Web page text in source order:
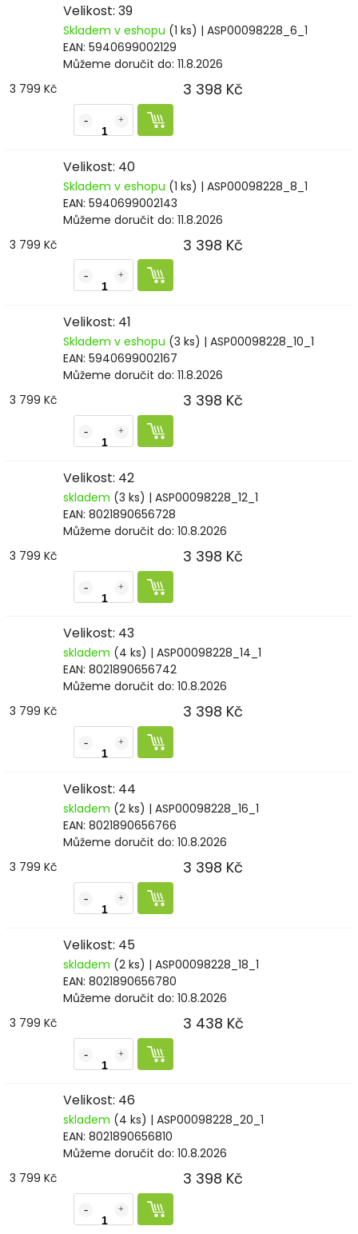
Velikost: 39
Skladem v eshopu (1 ks) | ASP00098228_6_1
EAN: 5940699002129
Můžeme doručit do: 11.8.2026
3 799 Kč
3 398 Kč
Velikost: 40
Skladem v eshopu (1 ks) | ASP00098228_8_1
EAN: 5940699002143
Můžeme doručit do: 11.8.2026
3 799 Kč
3 398 Kč
Velikost: 41
Skladem v eshopu (3 ks) | ASP00098228_10_1
EAN: 5940699002167
Můžeme doručit do: 11.8.2026
3 799 Kč
3 398 Kč
Velikost: 42
skladem (3 ks) | ASP00098228_12_1
EAN: 8021890656728
Můžeme doručit do: 10.8.2026
3 799 Kč
3 398 Kč
Velikost: 43
skladem (4 ks) | ASP00098228_14_1
EAN: 8021890656742
Můžeme doručit do: 10.8.2026
3 799 Kč
3 398 Kč
Velikost: 44
skladem (2 ks) | ASP00098228_16_1
EAN: 8021890656766
Můžeme doručit do: 10.8.2026
3 799 Kč
3 398 Kč
Velikost: 45
skladem (2 ks) | ASP00098228_18_1
EAN: 8021890656780
Můžeme doručit do: 10.8.2026
3 799 Kč
3 438 Kč
Velikost: 46
skladem (4 ks) | ASP00098228_20_1
EAN: 8021890656810
Můžeme doručit do: 10.8.2026
3 799 Kč
3 398 Kč